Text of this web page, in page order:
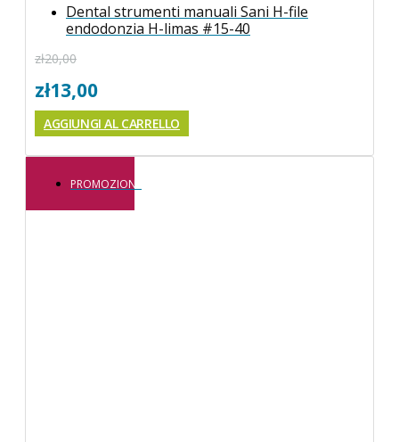
Dental strumenti manuali Sani H-file
endodonzia H-limas #15-40
zł20,00
zł13,00
AGGIUNGI AL CARRELLO
PROMOZIONE